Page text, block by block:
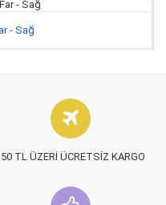
- Sağ
TL ÜZERI ÜCRETSIZ KARGO